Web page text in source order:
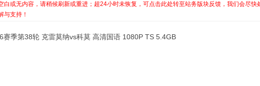
白或无内容，请稍候刷新或重进；超24小时未恢复，可点击此处转至站务版块反馈，我们会尽
与支持！
季第38轮 克雷莫纳vs科莫 高清国语 1080P TS 5.4GB